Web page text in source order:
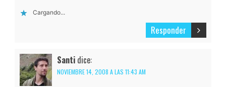
Cargando...
Responder
Santi dice:
NOVIEMBRE 14, 2008 A LAS 11:43 AM